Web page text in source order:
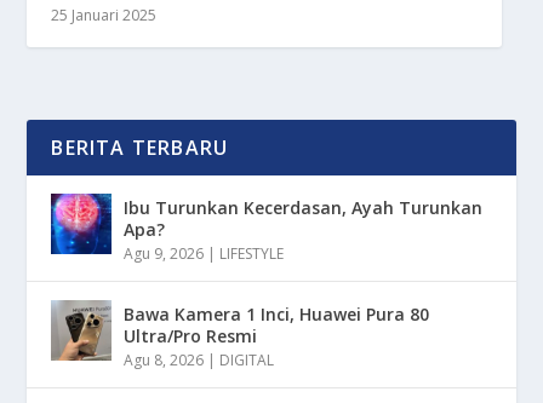
25 Januari 2025
BERITA TERBARU
Ibu Turunkan Kecerdasan, Ayah Turunkan
Apa?
Agu 9, 2026 | LIFESTYLE
Bawa Kamera 1 Inci, Huawei Pura 80
Ultra/Pro Resmi
Agu 8, 2026 | DIGITAL